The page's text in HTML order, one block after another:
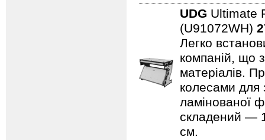
UDG Ultimate
(U91072WH)
Легко
компаній, що
матеріалів.
колесами для
ламінованої
складений —
см.